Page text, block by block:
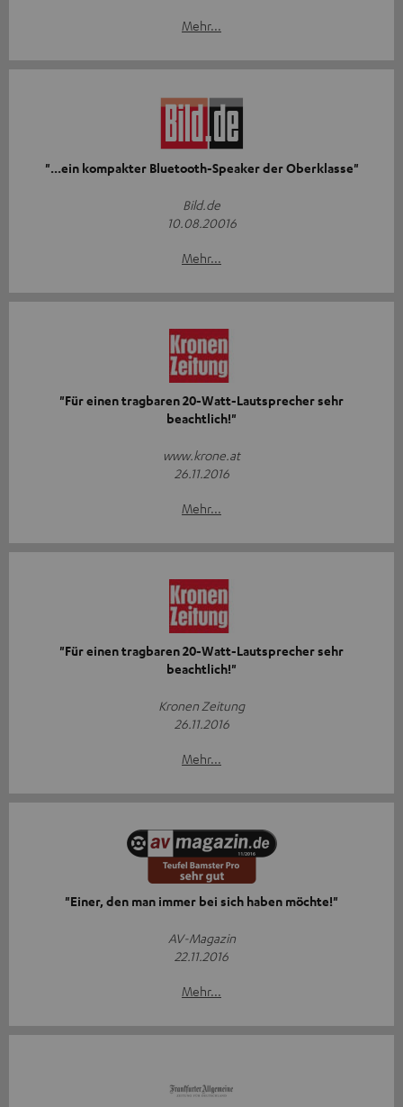
Mehr...
"...ein kompakter Bluetooth-Speaker der Oberklasse"
Bild.de
10.08.20016
Mehr...
"Für einen tragbaren 20-Watt-Lautsprecher sehr
beachtlich!"
www.krone.at
26.11.2016
Mehr...
"Für einen tragbaren 20-Watt-Lautsprecher sehr
beachtlich!"
Kronen Zeitung
26.11.2016
Mehr...
"Einer, den man immer bei sich haben möchte!"
AV-Magazin
22.11.2016
Mehr...